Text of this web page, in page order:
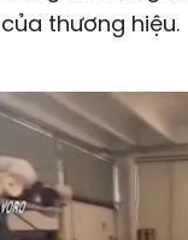
của thương hiệu.